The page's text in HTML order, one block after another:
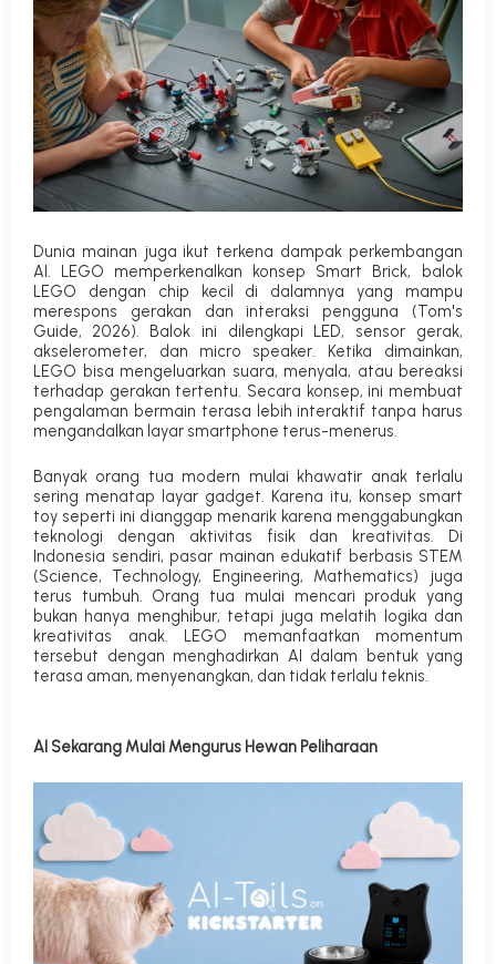
Dunia mainan juga ikut terkena dampak perkembangan
AI. LEGO memperkenalkan konsep Smart Brick, balok
LEGO dengan chip kecil di dalamnya yang mampu
merespons gerakan dan interaksi pengguna (Tom's
Guide, 2026). Balok ini dilengkapi LED, sensor gerak,
akselerometer, dan micro speaker. Ketika dimainkan,
LEGO bisa mengeluarkan suara, menyala, atau bereaksi
terhadap gerakan tertentu. Secara konsep, ini membuat
pengalaman bermain terasa lebih interaktif tanpa harus
mengandalkan layar smartphone terus-menerus.
Banyak orang tua modern mulai khawatir anak terlalu
sering menatap layar gadget. Karena itu, konsep smart
toy seperti ini dianggap menarik karena menggabungkan
teknologi dengan aktivitas fisik dan kreativitas. Di
Indonesia sendiri, pasar mainan edukatif berbasis STEM
(Science, Technology, Engineering, Mathematics) juga
terus tumbuh. Orang tua mulai mencari produk yang
bukan hanya menghibur, tetapi juga melatih logika dan
kreativitas anak. LEGO memanfaatkan momentum
tersebut dengan menghadirkan AI dalam bentuk yang
terasa aman, menyenangkan, dan tidak terlalu teknis.
AI Sekarang Mulai Mengurus Hewan Peliharaan